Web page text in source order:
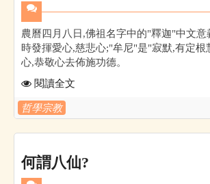
農曆四月八日,佛祖名字中的"釋迦"中文
時發揮愛心,慈悲心;"牟尼"是"寂默,有定根
心,恭敬心去佈施功德。
閱讀全文
哲學宗教
何謂八仙?